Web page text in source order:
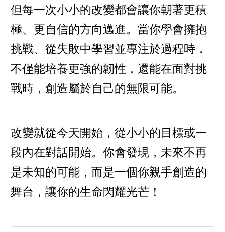
但每一次小小的改變都會讓你朝著更積
極、更自信的方向邁進。當你學會擁抱
挑戰、從失敗中學習並專注於過程時，
不僅能培養更強的韌性，還能在面對挑
戰時，創造屬於自己的無限可能。
改變就從今天開始，從小小的目標或一
段內在對話開始。你會發現，未來不再
是未知的可能，而是一個你親手創造的
舞台，讓你的生命閃耀光芒！